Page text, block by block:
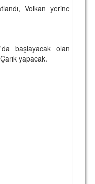
Volkan yerine
başlayacak olan
yapacak.